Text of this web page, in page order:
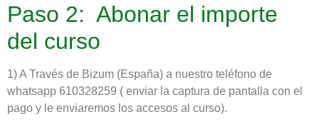
Paso 2: Abonar el importe
del curso
1) A Través de Bizum (España) a nuestro teléfono de
whatsapp 610328259 ( enviar la captura de pantalla con el
pago y le enviaremos los accesos al curso).